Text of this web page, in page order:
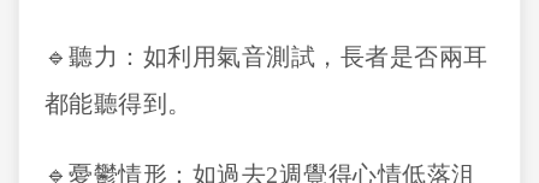
🔹聽力：如利用氣音測試，長者是否兩耳
都能聽得到。
🔹憂鬱情形：如過去2週覺得心情低落沮